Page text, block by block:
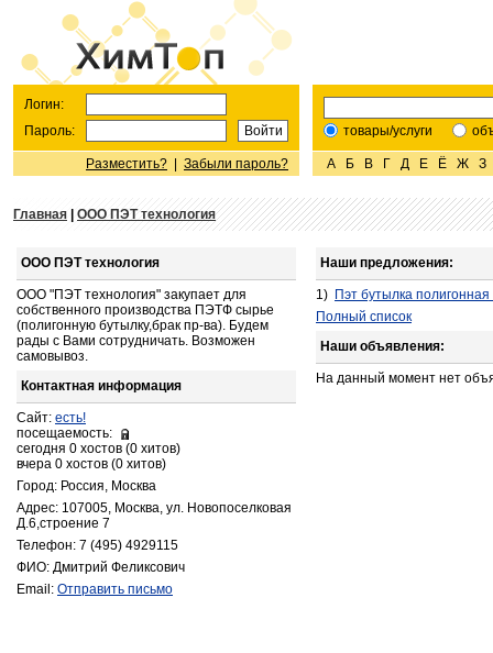
Логин:
Пароль:
Разместить? Забыли пароль?
товары/услуги
А Б В Г Д Е Ё Ж З
Главная ООО ПЭТ технология
ООО ПЭТ технология
ООО "ПЭТ технология" закупает для
собственного производства ПЭТФ сырье
(полигонную бутылку,брак пр-ва). Будем
рады с Вами сотрудничать. Возможен
самовывоз.
Контактная информация
Сайт: есть!
посещаемость:
сегодня 0 хостов (0 хитов)
вчера 0 хостов (0 хитов)
Город: Россия, Москва
Адрес: 107005, Москва, ул. Новопоселковая
Д.6,строение 7
Телефон: 7 (495) 4929115
ФИО: Дмитрий Феликсович
Email: Отправить письмо
Наши предложения:
1) Пэт бутылка полигонная
Полный список
Наши объявления:
На данный момент нет